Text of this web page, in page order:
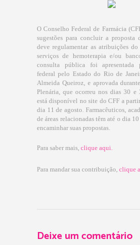
O Conselho Federal de Farmácia
sugestões para concluir a proposta
deve regulamentar as atribuições
serviços de hemoterapia e/ou
consulta pública foi apresentada
federal pelo Estado do Rio de
Almeida Queiroz, e aprovada
Plenária, que ocorreu nos dias 30
está disponível no site do CFF a partir
dia 11 de agosto. Farmacêuticos,
de áreas relacionadas têm até o dia
encaminhar suas propostas.
Para saber mais, clique aqui.
Para mandar sua contribuição, clique
Deixe um comentário